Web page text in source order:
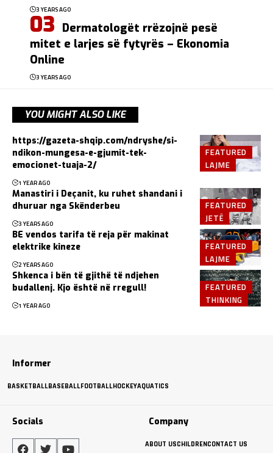
3 YEARS AGO
Dermatologët rrëzojnë pesë
mitet e larjes së fytyrës – Ekonomia
Online
3 YEARS AGO
YOU MIGHT ALSO LIKE
FEATURED
LAJME
https://gazeta-shqip.com/ndryshe/si-
ndikon-mungesa-e-gjumit-tek-
emocionet-tuaja-2/
1 YEAR AGO
FEATURED
JETË
Manastiri i Deçanit, ku ruhet shandani i
dhuruar nga Skënderbeu
3 YEARS AGO
FEATURED
LAJME
BE vendos tarifa të reja për makinat
elektrike kineze
2 YEARS AGO
FEATURED
THINKING
Shkenca i bën të gjithë të ndjehen
budallenj. Kjo është në rregull!
1 YEAR AGO
Informer
BASKETBALLBASEBALLFOOTBALLHOCKEYAQUATICS
Socials Company
ABOUT USCHILDRENCONTACT US